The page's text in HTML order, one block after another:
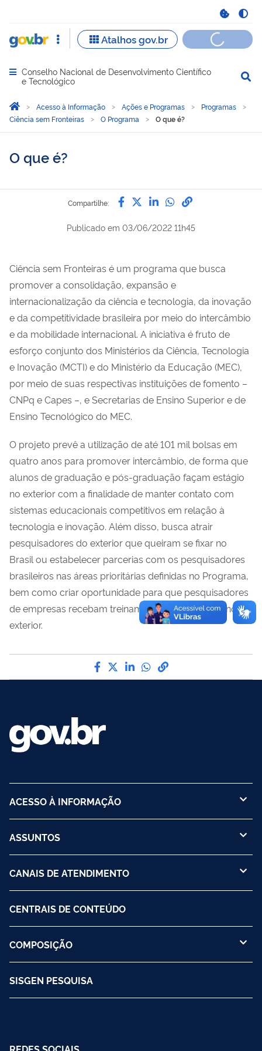
Abrir menu principal de navegação
Conselho Nacional de Desenvolvimento Científico
e Tecnológico
Você está aqui:
Página Inicial
Acesso à Informação Ações e Programas
Programas
Ciência sem Fronteiras
O Programa O que é?
O que é?
Compartilhe: Compartilhe por Facebook
Compartilhe por Twitter
Compartilhe por
Compartilhe
link para
Publicado em 03/06/2022 11h45
Ciência sem Fronteiras é um programa que busca
promover a consolidação, expansão e
internacionalização da ciência e tecnologia, da inovação
e da competitividade brasileira por meio do intercâmbio
e da mobilidade internacional. A iniciativa é fruto de
esforço conjunto dos Ministérios da Ciência, Tecnologia
e Inovação (MCTI) e do Ministério da Educação (MEC),
por meio de suas respectivas instituições de fomento –
CNPq e Capes –, e Secretarias de Ensino Superior e de
Ensino Tecnológico do MEC.
O projeto prevê a utilização de até 101 mil bolsas em
quatro anos para promover intercâmbio, de forma que
alunos de graduação e pós-graduação façam estágio
no exterior com a finalidade de manter contato com
sistemas educacionais competitivos em relação à
tecnologia e inovação. Além disso, busca atrair
pesquisadores do exterior que queiram se fixar no
Brasil ou estabelecer parcerias com os pesquisadores
brasileiros nas áreas prioritárias definidas no Programa,
bem como criar oportunidade para que pesquisadores
de empresas recebam treinamento especializado no
exterior.
Compartilhe por Facebook
Compartilhe por Twitter
Compartilhe por
Compartilhe por
link para Copiar
ACESSO À INFORMAÇÃO
ASSUNTOS
CANAIS DE ATENDIMENTO
CENTRAIS DE CONTEÚDO
COMPOSIÇÃO
SISGEN PESQUISA